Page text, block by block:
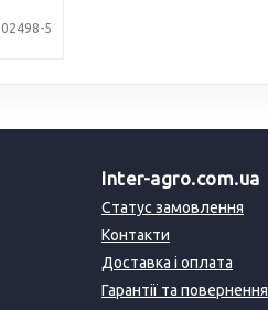
5
Inter-agro.com.ua
Статус замовлення
Контакти
Доставка і оплата
Гарантії та повернення